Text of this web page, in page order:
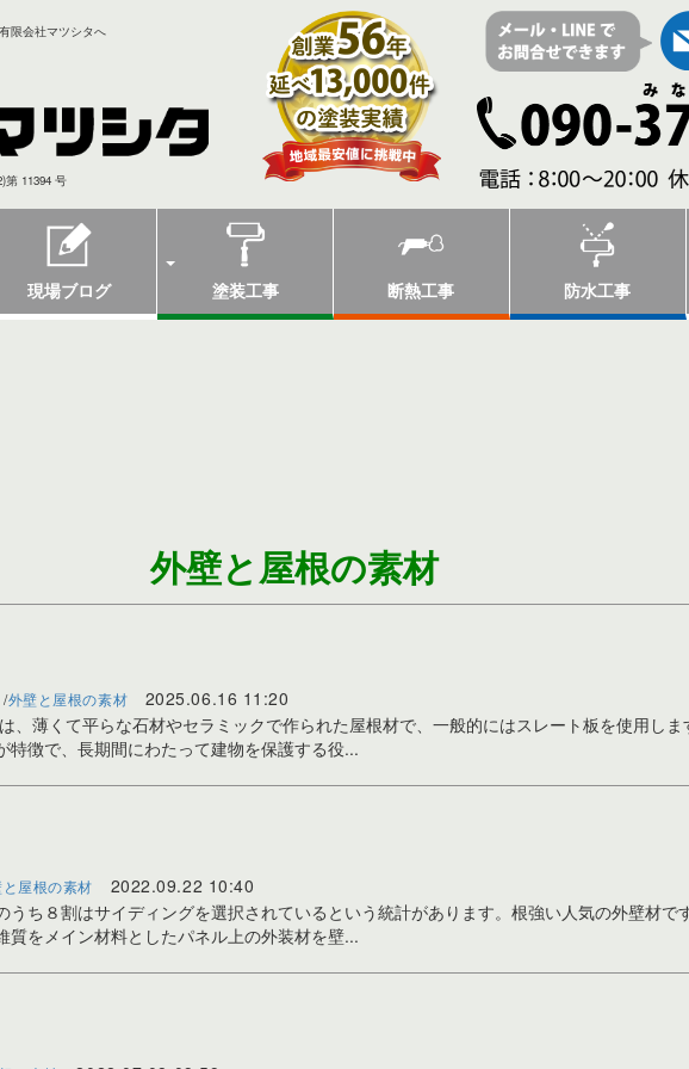
限会社マツシタへ
11394 号
現場ブログ 塗装工事 断熱工事 防水工事
外壁と屋根の素材
外壁と屋根の素材
2025.06.16 11:20
、薄くて平らな石材やセラミックで作られた屋根材で、一般的にはスレート板を使用しま
特徴で、長期間にわたって建物を保護する役...
屋根の素材
2022.09.22 10:40
ち８割はサイディングを選択されているという統計があります。根強い人気の外壁材で
質をメイン材料としたパネル上の外装材を壁...